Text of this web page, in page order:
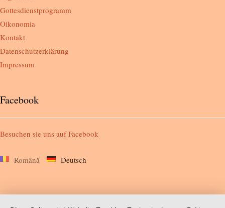
Gottesdienstprogramm
Oikonomia
Kontakt
Datenschutzerklärung
Impressum
Facebook
Besuchen sie uns aufFacebook
Română Deutsch